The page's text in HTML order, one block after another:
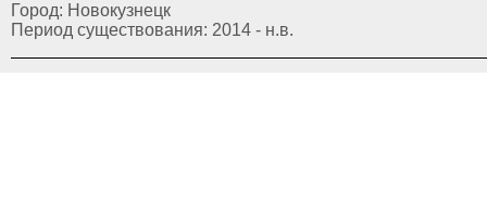
Город: Новокузнецк
Период существования: 2014 - н.в.